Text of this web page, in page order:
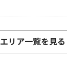
エリア一覧を見る